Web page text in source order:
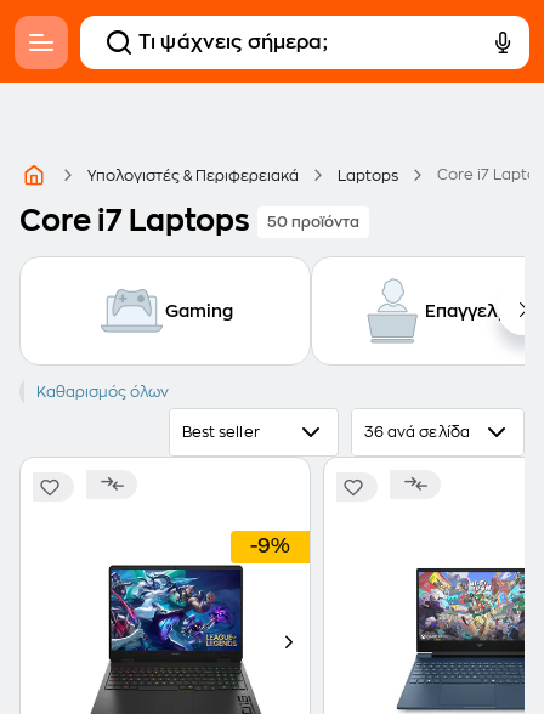
Υπολογιστές & Περιφερειακά Laptops Core i7
Core i7 Laptops 50 προϊόντα
Gaming
Core i7
Καθαρισμός όλων
Best seller 36 ανά σελίδα
-9%